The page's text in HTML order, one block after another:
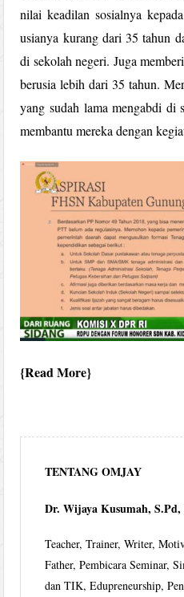
nilai keadilan sosialnya
usianya kurang dari 35 tahun
di sekolah negeri. Juga
berusia lebih dari 35 tahun.
yang sudah lama mengabdi
membantu mereka dengan
Read More
TENTANG OMJAY
Dr. Wijaya Kusumah,
Teacher, Trainer, Writer,
Father, Pembicara Seminar,
dan TIK, Edupreneurship,